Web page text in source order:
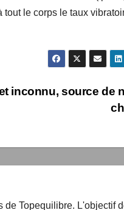
avec notre ectoderme (
le corps le taux
inconnu, source de